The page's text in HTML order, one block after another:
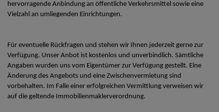
hervorragende Anbindung an öffentliche Verkehrsmittel sowie eine
Vielzahl an umliegenden Einrichtungen.
Für eventuelle Rückfragen und stehen wir Ihnen jederzeit gerne zur
Verfügung. Unser Anbot ist kostenlos und unverbindlich. Sämtliche
Angaben wurden uns vom Eigentümer zur Verfügung gestellt. Eine
Änderung des Angebots und eine Zwischenvermietung sind
vorbehalten. Im Falle einer erfolgreichen Vermittlung verweisen wir
auf die geltende Immobilienmaklerverordnung.